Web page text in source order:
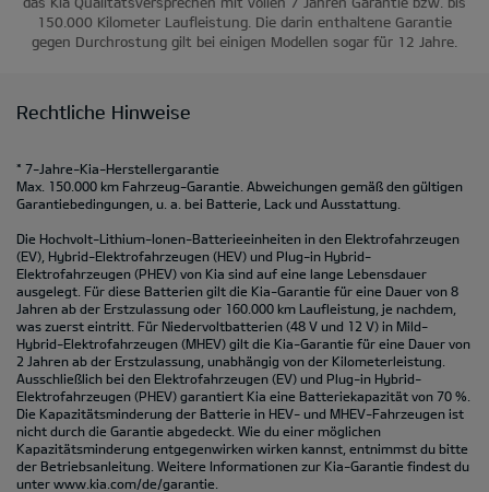
150.000 Kilometer Laufleistung. Die darin enthaltene Garantie
gegen Durchrostung gilt bei einigen Modellen sogar für 12 Jahre.
Rechtliche Hinweise
* 7-Jahre-Kia-Herstellergarantie
Max. 150.000 km Fahrzeug-Garantie. Abweichungen gemäß den gültigen
Garantiebedingungen, u. a. bei Batterie, Lack und Ausstattung.
Die Hochvolt-Lithium-Ionen-Batterieeinheiten in den Elektrofahrzeugen
(EV), Hybrid-Elektrofahrzeugen (HEV) und Plug-in Hybrid-
Elektrofahrzeugen (PHEV) von Kia sind auf eine lange Lebensdauer
ausgelegt. Für diese Batterien gilt die Kia-Garantie für eine Dauer von 8
Jahren ab der Erstzulassung oder 160.000 km Laufleistung, je nachdem,
was zuerst eintritt. Für Niedervoltbatterien (48 V und 12 V) in Mild-
Hybrid-Elektrofahrzeugen (MHEV) gilt die Kia-Garantie für eine Dauer von
2 Jahren ab der Erstzulassung, unabhängig von der Kilometerleistung.
Ausschließlich bei den Elektrofahrzeugen (EV) und Plug-in Hybrid-
Elektrofahrzeugen (PHEV) garantiert Kia eine Batteriekapazität von 70 %.
Die Kapazitätsminderung der Batterie in HEV- und MHEV-Fahrzeugen ist
nicht durch die Garantie abgedeckt. Wie du einer möglichen
Kapazitätsminderung entgegenwirken wirken kannst, entnimmst du bitte
der Betriebsanleitung. Weitere Informationen zur Kia-Garantie findest du
unter www.kia.com/de/garantie.